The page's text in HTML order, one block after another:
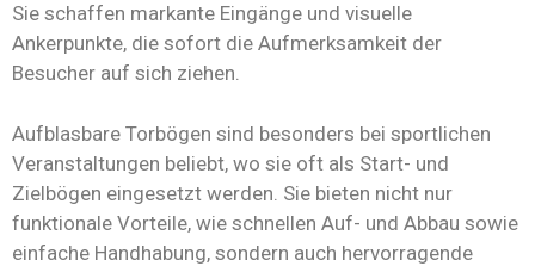
Sie schaffen markante Eingänge und visuelle
Ankerpunkte, die sofort die Aufmerksamkeit der
Besucher auf sich ziehen.
Aufblasbare Torbögen sind besonders bei sportlichen
Veranstaltungen beliebt, wo sie oft als Start- und
Zielbögen eingesetzt werden. Sie bieten nicht nur
funktionale Vorteile, wie schnellen Auf- und Abbau sowie
einfache Handhabung, sondern auch hervorragende